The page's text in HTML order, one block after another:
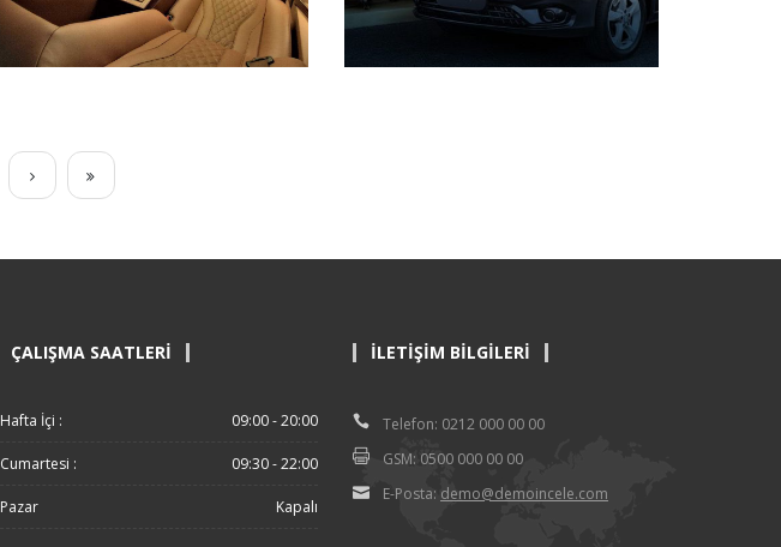
ÇALIŞMA SAATLERI
Hafta İçi : 09:00 - 20:00
Cumartesi : 09:30 - 22:00
Pazar Kapalı
İLETIŞIM BILGILERI
Telefon: 0212 000 00 00
GSM: 0500 000 00 00
E-Posta: demo@demoincele.com